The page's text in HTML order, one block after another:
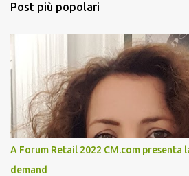
Post più popolari
A Forum Retail 2022 CM.com presenta
demand